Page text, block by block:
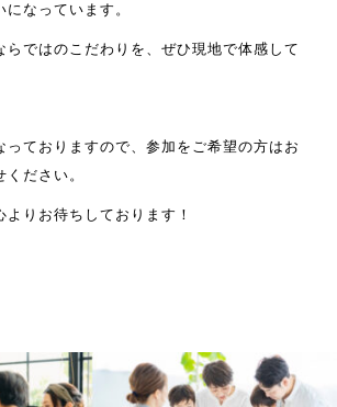
なっています。
らではのこだわりを、ぜひ現地で体感して
っておりますので、参加をご希望の方はお
ださい。
りお待ちしております！